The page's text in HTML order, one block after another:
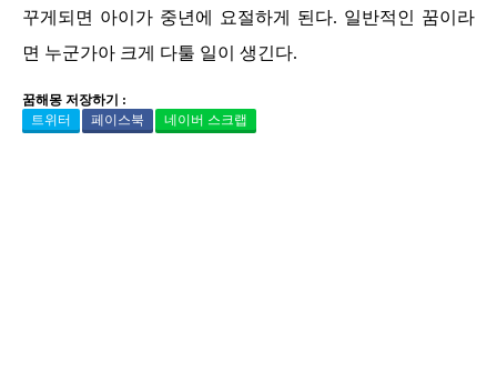
꾸게되면 아이가 중년에 요절하게 된다. 일반적인 꿈이라
면 누군가아 크게 다툴 일이 생긴다.
꿈해몽 저장하기 :
트위터
페이스북 네이버 스크랩